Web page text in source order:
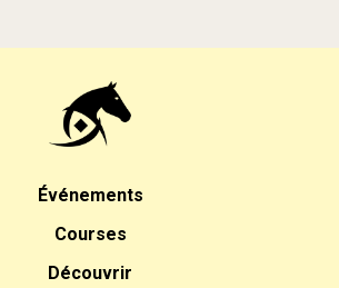
Événements
Courses
Découvrir